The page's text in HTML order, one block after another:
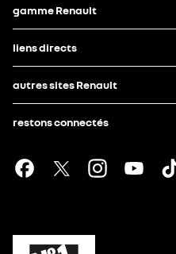
gamme Renault
liens directs
autres sites Renault
restons connectés